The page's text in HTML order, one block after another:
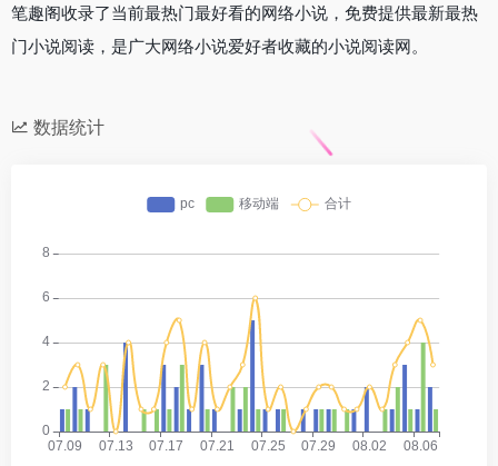
笔趣阁收录了当前最热门最好看的网络小说，免费提供最新最热
门小说阅读，是广大网络小说爱好者收藏的小说阅读网。
数据统计